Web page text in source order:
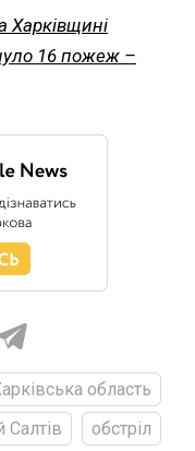
Харківщині
16 пожеж –
область
Салтів
обстріл